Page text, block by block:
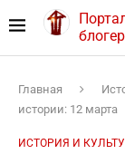
Главная
истории: 12 марта
ИСТОРИЯ И